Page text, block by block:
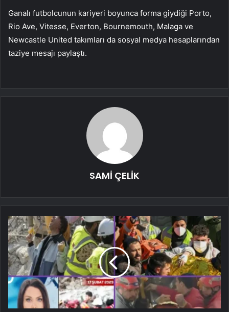
Ganalı futbolcunun kariyeri boyunca forma giydiği Porto,
Rio Ave, Vitesse, Everton, Bournemouth, Malaga ve
Newcastle United takımları da sosyal medya hesaplarından
taziye mesajı paylaştı.
SAMİ ÇELİK